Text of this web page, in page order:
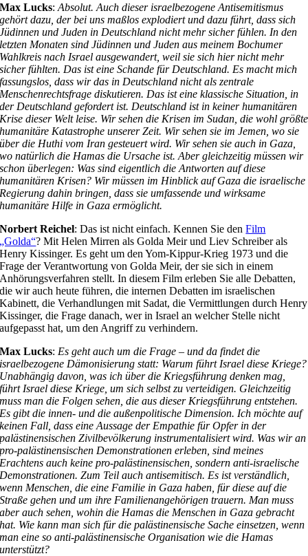
Max Lucks:Absolut. Auch dieser israelbezogene Antisemitismus
gehört dazu, der bei uns maßlos explodiert und dazu führt, dass sich
Jüdinnen und Juden in Deutschland nicht mehr sicher fühlen. In den
letzten Monaten sind Jüdinnen und Juden aus meinem Bochumer
Wahlkreis nach Israel ausgewandert, weil sie sich hier nicht mehr
sicher fühlten. Das ist eine Schande für Deutschland. Es macht mich
fassungslos, dass wir das in Deutschland nicht als zentrale
Menschenrechtsfrage diskutieren. Das ist eine klassische Situation, in
der Deutschland gefordert ist. Deutschland ist in keiner humanitären
Krise dieser Welt leise. Wir sehen die Krisen im Sudan, die wohl größte
humanitäre Katastrophe unserer Zeit. Wir sehen sie im Jemen, wo sie
über die Huthi vom Iran gesteuert wird. Wir sehen sie auch in Gaza,
wo natürlich die Hamas die Ursache ist. Aber gleichzeitig müssen wir
schon überlegen: Was sind eigentlich die Antworten auf diese
humanitären Krisen? Wir müssen im Hinblick auf Gaza die israelische
Regierung dahin bringen, dass sie umfassende und wirksame
humanitäre Hilfe in Gaza ermöglicht.
Norbert Reichel: Das ist nicht einfach. Kennen Sie denFilm
„Golda“? Mit Helen Mirren als Golda Meir und Liev Schreiber als
Henry Kissinger. Es geht um den Yom-Kippur-Krieg 1973 und die
Frage der Verantwortung von Golda Meir, der sie sich in einem
Anhörungsverfahren stellt. In diesem Film erleben Sie alle Debatten,
die wir auch heute führen, die internen Debatten im israelischen
Kabinett, die Verhandlungen mit Sadat, die Vermittlungen durch Henry
Kissinger, die Frage danach, wer in Israel an welcher Stelle nicht
aufgepasst hat, um den Angriff zu verhindern.
Max Lucks: Es geht auch um die Frage – und da findet die
israelbezogene Dämonisierung statt: Warum führt Israel diese Kriege?
Unabhängig davon, was ich über die Kriegsführung denken mag,
führt Israel diese Kriege, um sich selbst zu verteidigen. Gleichzeitig
muss man die Folgen sehen, die aus dieser Kriegsführung entstehen.
Es gibt die innen- und die außenpolitische Dimension. Ich möchte auf
keinen Fall, dass eine Aussage der Empathie für Opfer in der
palästinensischen Zivilbevölkerung instrumentalisiert wird. Was wir an
pro-palästinensischen Demonstrationen erleben, sind meines
Erachtens auch keine pro-palästinensischen, sondern anti-israelische
Demonstrationen. Zum Teil auch antisemitisch. Es ist verständlich,
wenn Menschen, die eine Familie in Gaza haben, für diese auf die
Straße gehen und um ihre Familienangehörigen trauern. Man muss
aber auch sehen, wohin die Hamas die Menschen in Gaza gebracht
hat. Wie kann man sich für die palästinensische Sache einsetzen, wenn
man eine so anti-palästinensische Organisation wie die Hamas
unterstützt?